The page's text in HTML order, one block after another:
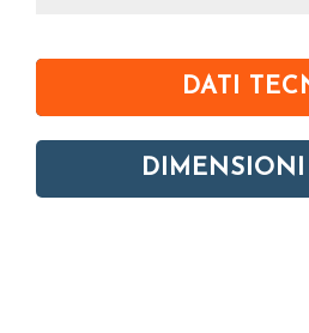
DATI
DIMENSIONI